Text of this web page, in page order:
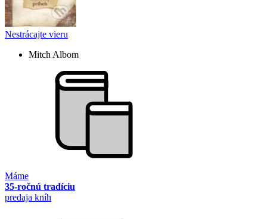
Nestrácajte vieru
Mitch Albom
Máme
35-ročnú tradíciu
predaja kníh